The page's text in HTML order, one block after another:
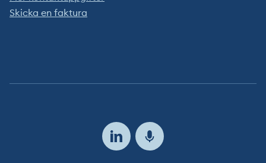
Skicka en faktura
Följ
oss